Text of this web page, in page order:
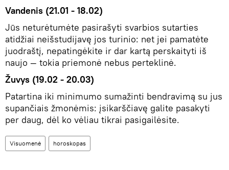
Vandenis (21.01 - 18.02)
Jūs neturėtumėte pasirašyti svarbios sutarties
atidžiai neišstudijavę jos turinio: net jei pamatėte
juodraštį, nepatingėkite ir dar kartą perskaityti iš
naujo — tokia priemonė nebus perteklinė.
Žuvys (19.02 - 20.03)
Patartina iki minimumo sumažinti bendravimą su jus
supančiais žmonėmis: įsikarščiavę galite pasakyti
per daug, dėl ko vėliau tikrai pasigailėsite.
Visuomenė horoskopas